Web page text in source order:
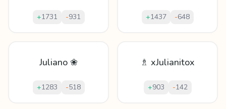
+1731 -931 +1437 -648
Juliano ❀
+1283 -518
♗ xJulianitox
+903 -142